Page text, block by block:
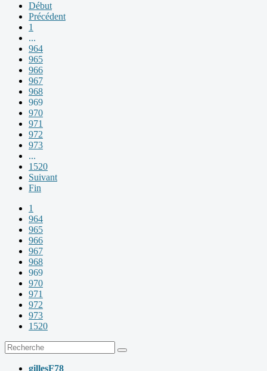
Début
Précédent
1
...
964
965
966
967
968
969
970
971
972
973
...
1520
Suivant
Fin
1
964
965
966
967
968
969
970
971
972
973
1520
gillesF78